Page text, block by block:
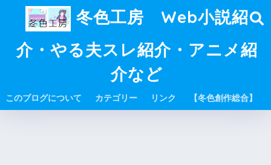
冬色工房 Web小説紹
介・やる夫スレ紹介・アニメ紹
介など
このブログについて カテゴリー リンク 【冬色創作総合】